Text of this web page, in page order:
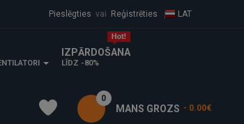
Pieslēgties vai Reģistrēties LAT
IZPĀRDOŠANA
LĪDZ -80%
MANS GROZS
0
- 0.00€